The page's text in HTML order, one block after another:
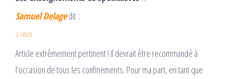
Samuel Delagedit :
à 14h25
Article extrêmement pertinent ! Il devrait être recommandé à
l’occasion de tous les confinements. Pour ma part, en tant que